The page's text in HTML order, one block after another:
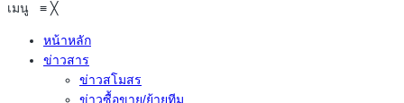
เมนู ≡ ╳
หน้าหลัก
ข่าวสาร
ข่าวสโมสร
ข่าวซื้อขาย/ย้ายทีม